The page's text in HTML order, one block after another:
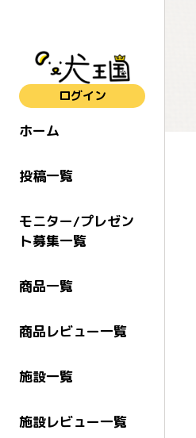
ログイン
ホーム
投稿一覧
モニター/プレゼン
ト募集一覧
商品一覧
商品レビュー一覧
施設一覧
施設レビュー一覧